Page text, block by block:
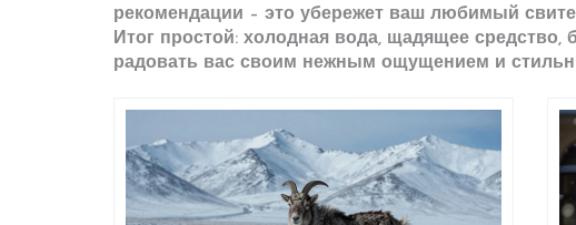
рекомендации – это убережет ваш любимый
Итог простой: холодная вода, щадящее
радовать вас своим нежным ощущением и